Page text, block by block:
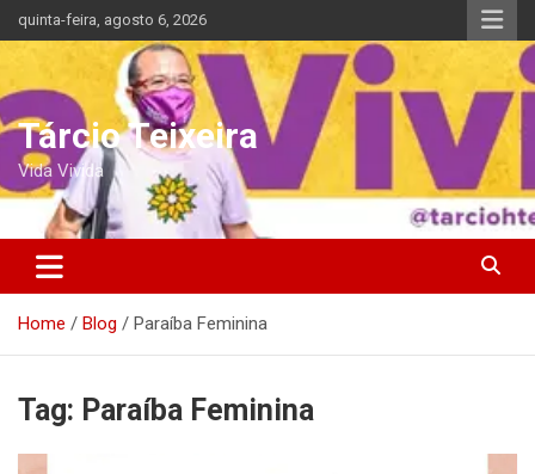
to
quinta-feira, agosto 6, 2026
Tárcio Teixeira
Vida Vivida
Home Blog Paraíba Feminina
Tag: Paraíba Feminina